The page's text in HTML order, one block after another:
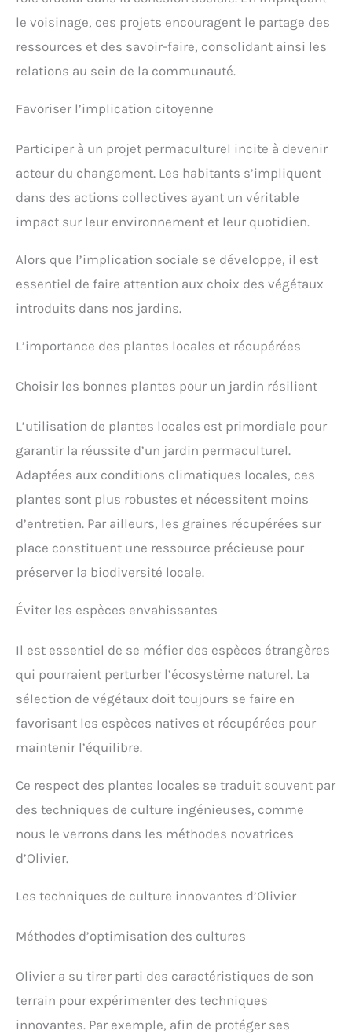
le voisinage, ces projets encouragent le partage des
ressources et des savoir-faire, consolidant ainsi les
relations au sein de la communauté.
Favoriser l’implication citoyenne
Participer à un projet permaculturel incite à devenir
acteur du changement. Les habitants s’impliquent
dans des actions collectives ayant un véritable
impact sur leur environnement et leur quotidien.
Alors que l’implication sociale se développe, il est
essentiel de faire attention aux choix des végétaux
introduits dans nos jardins.
L’importance des plantes locales et récupérées
Choisir les bonnes plantes pour un jardin résilient
L’utilisation de plantes locales est primordiale pour
garantir la réussite d’un jardin permaculturel.
Adaptées aux conditions climatiques locales, ces
plantes sont plus robustes et nécessitent moins
d’entretien. Par ailleurs, les graines récupérées sur
place constituent une ressource précieuse pour
préserver la biodiversité locale.
Éviter les espèces envahissantes
Il est essentiel de se méfier des espèces étrangères
qui pourraient perturber l’écosystème naturel. La
sélection de végétaux doit toujours se faire en
favorisant les espèces natives et récupérées pour
maintenir l’équilibre.
Ce respect des plantes locales se traduit souvent par
des techniques de culture ingénieuses, comme
nous le verrons dans les méthodes novatrices
d’Olivier.
Les techniques de culture innovantes d’Olivier
Méthodes d’optimisation des cultures
Olivier a su tirer parti des caractéristiques de son
terrain pour expérimenter des techniques
innovantes. Par exemple, afin de protéger ses